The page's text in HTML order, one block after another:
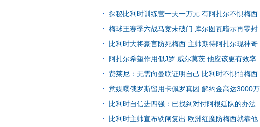
探秘比利时训练营一天一万元 有阿扎尔不惧梅西
梅球王赛季六战马竞未破门 库尔图瓦暗示再零封
比利时大将豪言防死梅西 主帅期待阿扎尔现神奇
阿扎尔希望作用似J罗 威尔莫茨:他应该更有效率
费莱尼：无需向曼联证明自己 比利时不惧怕梅西
意媒曝俄罗斯留用卡佩罗真因 解约金高达3000万
比利时自信进四强：已找到对付阿根廷队的办法
比利时主帅宣布铁闸复出 欧洲红魔防梅西就靠他